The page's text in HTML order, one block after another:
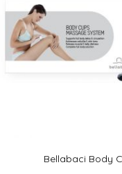
Bellabaci Body